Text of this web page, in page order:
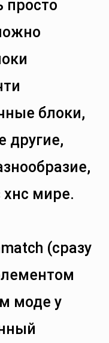
просто
блоки,
другие,
хнс мире.
(сразу
моде у